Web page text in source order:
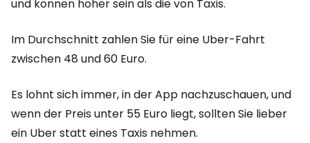
und können höher sein als die von Taxis.
Im Durchschnitt zahlen Sie für eine Uber-Fahrt
zwischen 48 und 60 Euro.
Es lohnt sich immer, in der App nachzuschauen, und
wenn der Preis unter 55 Euro liegt, sollten Sie lieber
ein Uber statt eines Taxis nehmen.